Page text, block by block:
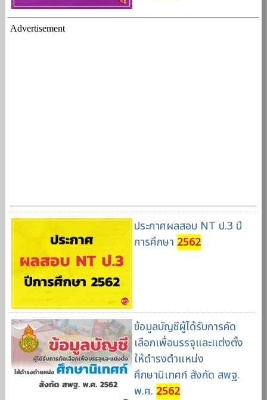
Advertisement
ประกาศผลสอบ NT ป.3 ปี
การศึกษา 2562
ข้อมูลบัญชีผู้ได้รับการคัด
เลือกเพื่อบรรจุและแต่งตั้ง
ให้ดำรงตำแหน่ง
ศึกษานิเทศก์ สังกัด สพฐ.
พ.ศ. 2562